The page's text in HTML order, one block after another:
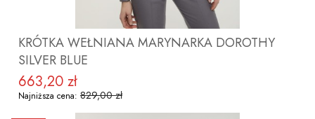
KRÓTKA WEŁNIANA MARYNARKA DOROTHY
SILVER BLUE
Cena promocyjna
663,20 zł
Najniższa cena: 829,00 zł